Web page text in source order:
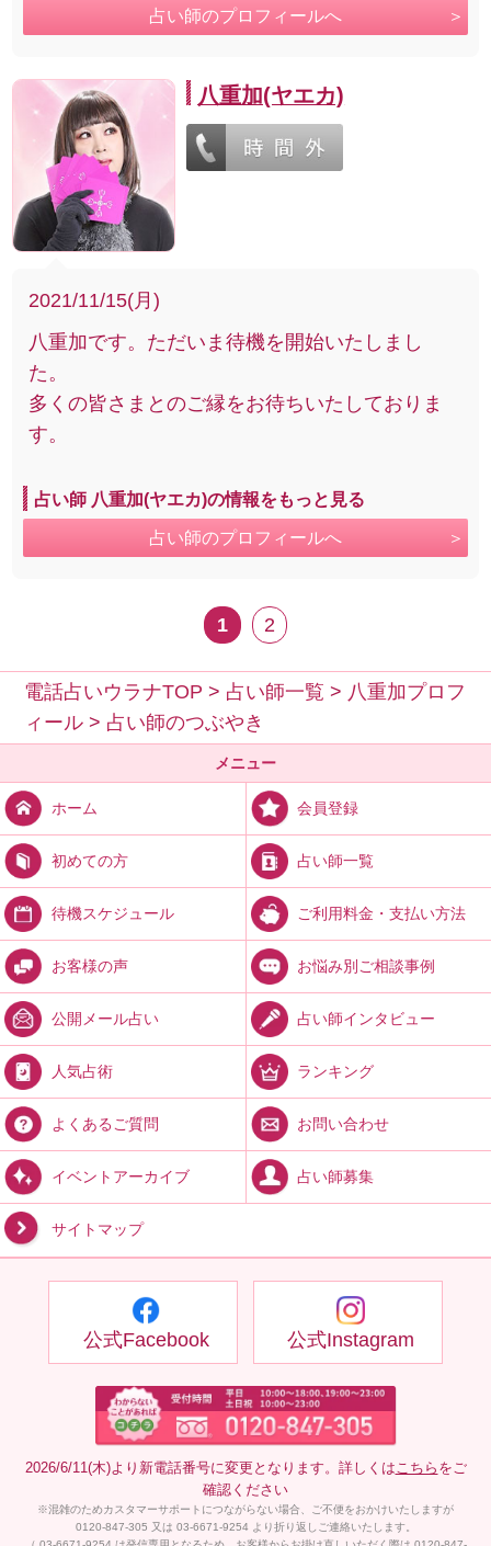
占い師のプロフィールへ
八重加(ヤエカ)
2021/11/15(月)
八重加です。ただいま待機を開始いたしまし
た。
多くの皆さまとのご縁をお待ちいたしておりま
す。
占い師 八重加(ヤエカ)の情報をもっと見る
占い師のプロフィールへ
1 2
電話占いウラナTOP > 占い師一覧 > 八重加プロフ
ィール > 占い師のつぶやき
メニュー
ホーム 会員登録
初めての方 占い師一覧
待機スケジュール ご利用料金・支払い方法
お客様の声 お悩み別ご相談事例
公開メール占い 占い師インタビュー
人気占術 ランキング
よくあるご質問 お問い合わせ
イベントアーカイブ 占い師募集
サイトマップ
公式Facebook 公式Instagram
2026/6/11(木)より新電話番号に変更となります。詳しくは こちら をご
確認ください
※混雑のためカスタマーサポートにつながらない場合、ご不便をおかけいたしますが
0120-847-305 又は 03-6671-9254 より折り返しご連絡いたします。